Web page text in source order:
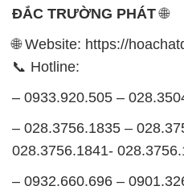
ĐẮC TRƯỜNG PHÁT🌐
🌐 Website: https://
📞 Hotline:
– 0933.920.505 –
– 028.3756.1835 –
028.3756.1841-
– 0932.660.696 –